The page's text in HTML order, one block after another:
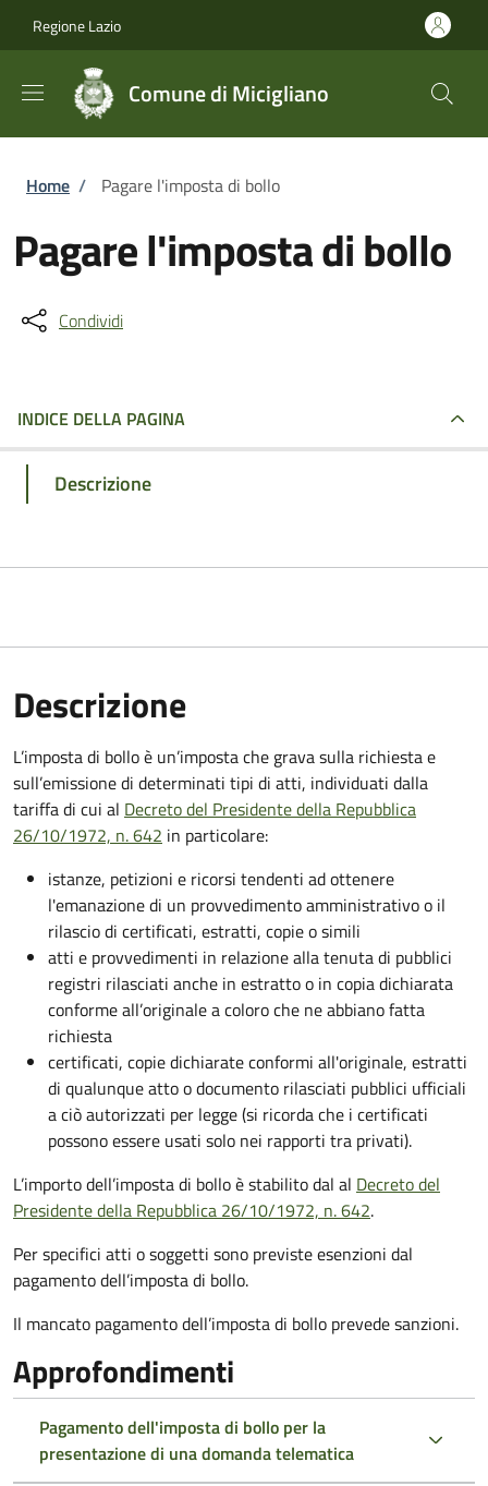
Regione Lazio
Comune di Micigliano
Briciole di pane
Home / Pagare l'imposta di bollo
Pagare l'imposta di bollo
Condividi
INDICE DELLA PAGINA
Descrizione
Descrizione
L’imposta di bollo è un’imposta che grava sulla richiesta e
sull’emissione di determinati tipi di atti, individuati dalla
tariffa di cui al Decreto del Presidente della Repubblica
26/10/1972, n. 642 in particolare:
istanze, petizioni e ricorsi tendenti ad ottenere
l'emanazione di un provvedimento amministrativo o il
rilascio di certificati, estratti, copie o simili
atti e provvedimenti in relazione alla tenuta di pubblici
registri rilasciati anche in estratto o in copia dichiarata
conforme all’originale a coloro che ne abbiano fatta
richiesta
certificati, copie dichiarate conformi all'originale, estratti
di qualunque atto o documento rilasciati pubblici ufficiali
a ciò autorizzati per legge (si ricorda che i certificati
possono essere usati solo nei rapporti tra privati).
L’importo dell’imposta di bollo è stabilito dal al Decreto del
Presidente della Repubblica 26/10/1972, n. 642.
Per specifici atti o soggetti sono previste esenzioni dal
pagamento dell’imposta di bollo.
Il mancato pagamento dell’imposta di bollo prevede sanzioni.
Approfondimenti
Pagamento dell'imposta di bollo per la
presentazione di una domanda telematica